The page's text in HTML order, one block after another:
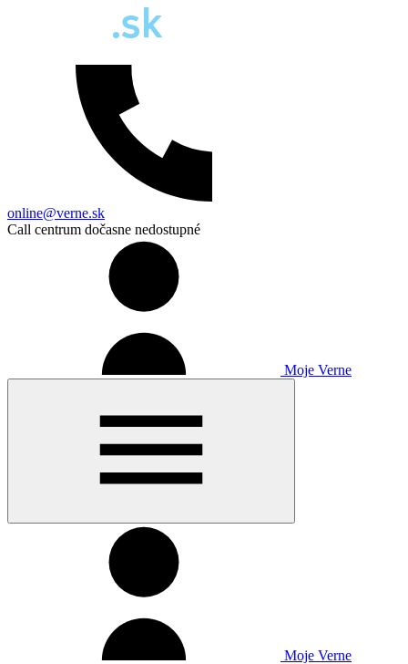
online@verne.sk
Call centrum dočasne nedostupné
Moje Verne
Moje Verne